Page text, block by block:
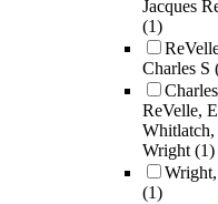
Jacques
(1)
Charles S
ReVelle,
Whitlatch,
Wright(1)
(1)